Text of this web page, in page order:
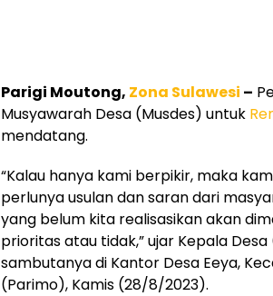
Parigi Moutong, Zona Sulawesi –
Musyawarah Desa (Musdes) untuk
mendatang.
“Kalau hanya kami berpikir, maka
perlunya usulan dan saran dari
yang belum kita realisasikan akan
prioritas atau tidak,” ujar Kepala
sambutanya di Kantor Desa Eeya,
(Parimo), Kamis (28/8/2023).